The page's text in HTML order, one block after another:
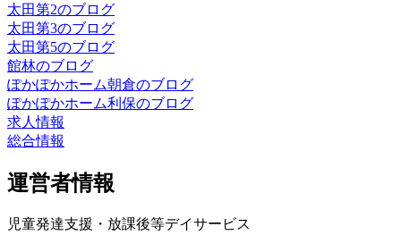
太田第2のブログ
太田第3のブログ
太田第5のブログ
館林のブログ
ぽかぽかホーム朝倉のブログ
ぽかぽかホーム利保のブログ
求人情報
総合情報
運営者情報
児童発達支援・放課後等デイサービス